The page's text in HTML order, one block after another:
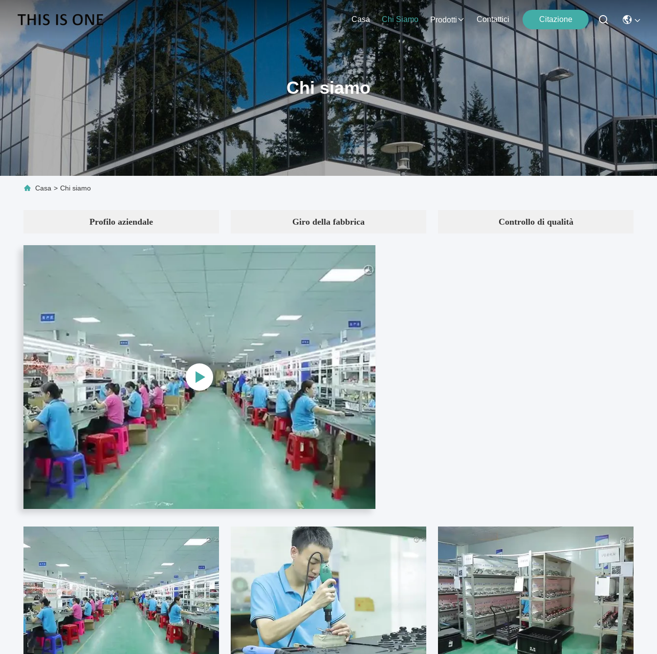
Casa Chi Siamo Prodotti Contattici Citazione
Chi siamo
Casa > Chi siamo
Profilo aziendale Giro della fabbrica Controllo di qualità